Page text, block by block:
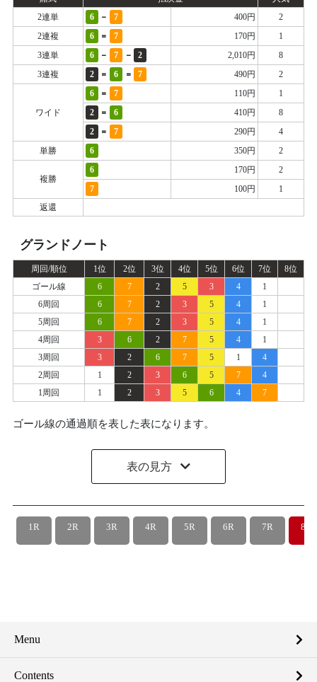
2連単
6 - 7 400円
2
2連複
6 = 7 170円
1
3連単
6 - 7 - 2 2,010円
8
3連複
2 = 6 = 7 490円 2
ワイド
6 = 7 110円
1
2
= 6 410円
8
2
= 7 290円
4
単勝
6 350円 2
複勝
6 170円
2
7
100円
1
返還
グランドノート
周回/順位 1位 2位 3位 4位 5位 6位 7位
8位
ゴール線
6 7 2 5 3 4
1
6周回
6 7 2 3 5 4
1
5周回
6 7 2 3 5 4
1
4周回
3 6 2 7 5 4
1
3周回
3 2 6 7 5 1
4
2周回
1 2 3 6 5 7
4
1周回
1 2 3 5 6 4 7
ゴール線の通過順を表した表になります。
表の見方
1R 2R 3R 4R 5R 6R 7R 8R
Menu
Contents